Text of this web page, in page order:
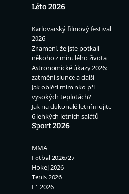
Léto 2026
Karlovarský filmový festival
2026
Znamení, že jste potkali
někoho z minulého života
Astronomické úkazy 2026:
zatmění slunce a další
Jak obléci miminko při
vysokých teplotách?
Jak na dokonalé letní mojito
6 lehkých letních salátů
Sport 2026
MMA
Fotbal 2026/27
Hokej 2026
Tenis 2026
F1 2026